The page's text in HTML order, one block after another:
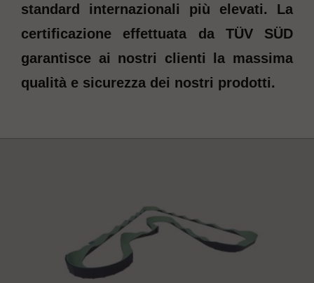
standard internazionali più elevati. La
certificazione effettuata da TÜV SÜD
garantisce ai nostri clienti la massima
qualità e sicurezza dei nostri prodotti.